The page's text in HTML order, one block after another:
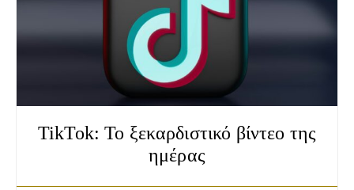
TikTok: Το ξεκαρδιστικό βίντεο της
ημέρας